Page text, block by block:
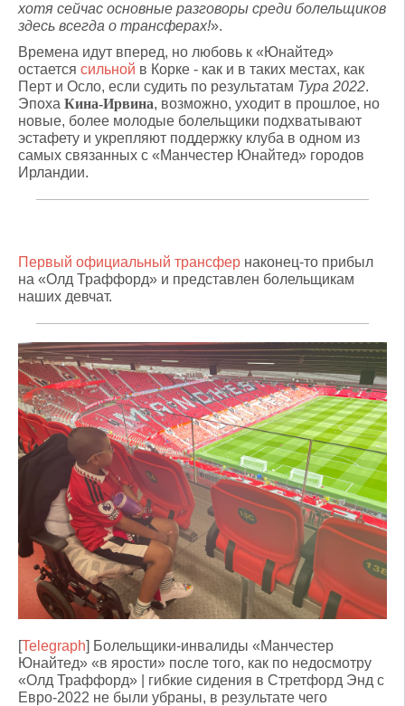
хотя сейчас основные разговоры среди болельщиков
здесь всегда о трансферах!».
Времена идут вперед, но любовь к «Юнайтед»
остается сильной в Корке - как и в таких местах, как
Перт и Осло, если судить по результатам Тура 2022.
Эпоха Кина-Ирвина, возможно, уходит в прошлое, но
новые, более молодые болельщики подхватывают
эстафету и укрепляют поддержку клуба в одном из
самых связанных с «Манчестер Юнайтед» городов
Ирландии.
Первый официальный трансфер наконец-то прибыл
на «Олд Траффорд» и представлен болельщикам
наших девчат.
[Telegraph] Болельщики-инвалиды «Манчестер
Юнайтед» «в ярости» после того, как по недосмотру
«Олд Траффорд» | гибкие сидения в Стретфорд Энд с
Евро-2022 не были убраны, в результате чего